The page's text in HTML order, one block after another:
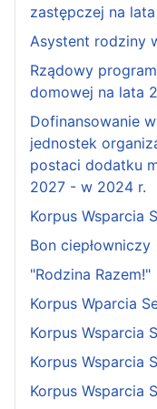
zastępczej na
Asystent rodziny
Rządowy
domowej na lata
Dofinansowanie
jednostek
postaci dodatku
2027 - w 2024 r.
Korpus Wsparcia
Bon ciepłowniczy
"Rodzina Razem!"
Korpus Wparcia
Korpus Wsparcia
Korpus Wsparcia
Korpus Wsparcia